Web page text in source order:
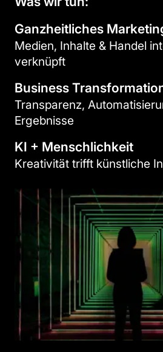
Ganzheitliches
Medien, Inhalte & Handel
verknüpft
Business
Transparenz,
Ergebnisse
KI + Menschlichkeit
Kreativität trifft künstliche